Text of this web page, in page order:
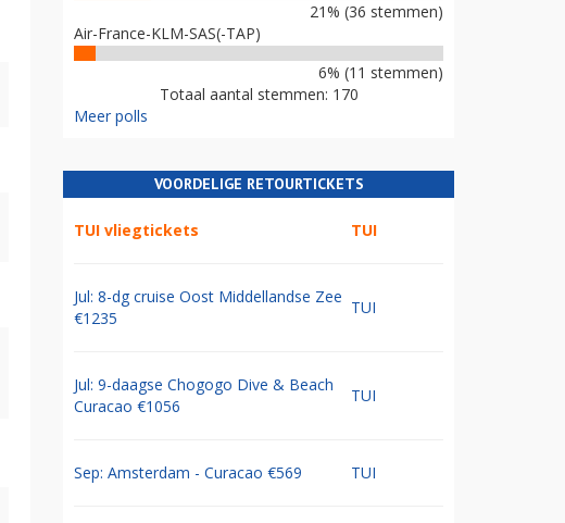
21% (36 stemmen)
Air-France-KLM-SAS(-TAP)
6% (11 stemmen)
Totaal aantal stemmen: 170
Meer polls
VOORDELIGE RETOURTICKETS
TUI vliegtickets TUI
Jul: 8-dg cruise Oost Middellandse Zee
€1235
TUI
Jul: 9-daagse Chogogo Dive & Beach
Curacao €1056
TUI
Sep: Amsterdam - Curacao €569 TUI